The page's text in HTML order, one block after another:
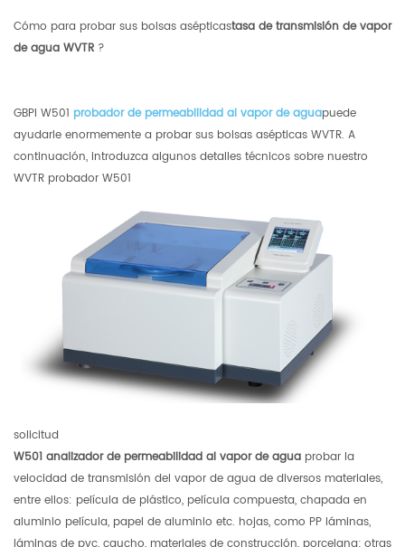
Cómo para probar sus bolsas asépticastasa de transmisión de vapor
de agua WVTR ?
GBPI W501 probador de permeabilidad al vapor de aguapuede
ayudarle enormemente a probar sus bolsas asépticas WVTR. A
continuación, introduzca algunos detalles técnicos sobre nuestro
WVTR probador W501
solicitud
W501 analizador de permeabilidad al vapor de agua probar la
velocidad de transmisión del vapor de agua de diversos materiales,
entre ellos: película de plástico, película compuesta, chapada en
aluminio película, papel de aluminio etc. hojas, como PP láminas,
láminas de pvc, caucho, materiales de construcción, porcelana; otras